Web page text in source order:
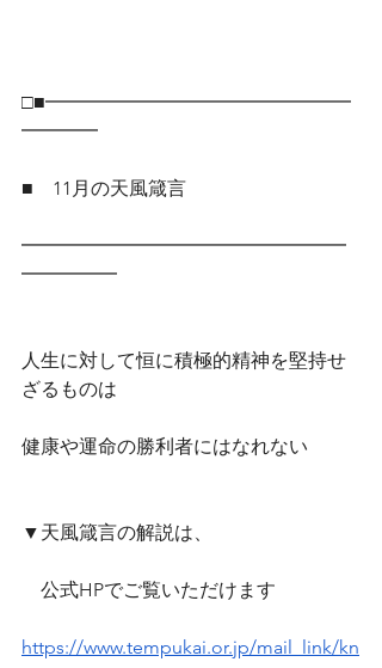
□■━━━━━━━━━━━━━━━━
━━━━
■　11月の天風箴言
━━━━━━━━━━━━━━━━━
━━━━━
人生に対して恒に積極的精神を堅持せ
ざるものは
健康や運命の勝利者にはなれない
▼天風箴言の解説は、
公式HPでご覧いただけます
https://www.tempukai.or.jp/mail_link/kn